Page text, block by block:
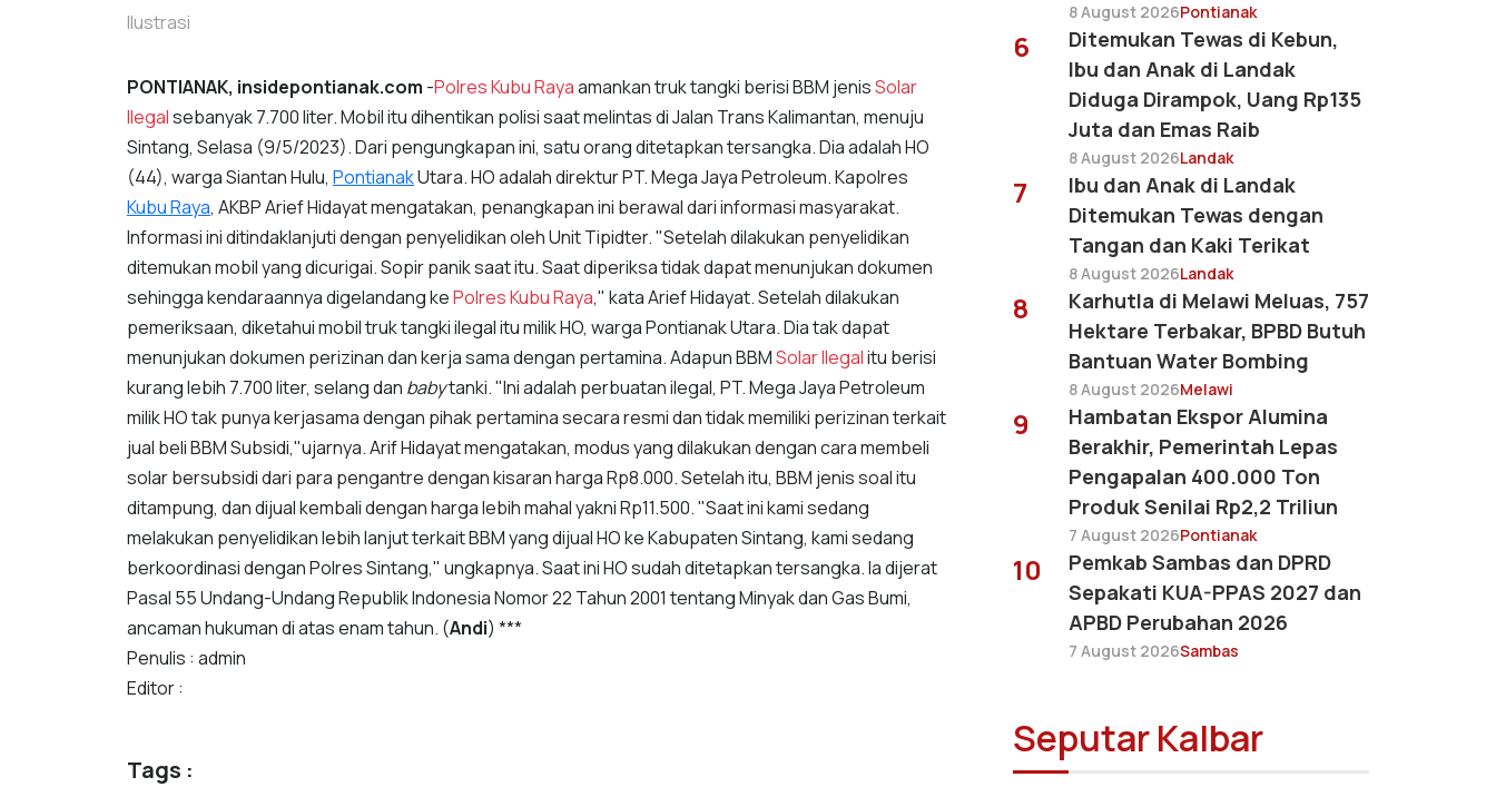
Ilustrasi
PONTIANAK, insidepontianak.com -Polres Kubu Rayaamankan truk tangki berisi BBM jenisSolar
Ilegalsebanyak 7.700 liter. Mobil itu dihentikan polisi saat melintas di Jalan Trans Kalimantan, menuju
Sintang, Selasa (9/5/2023). Dari pengungkapan ini, satu orang ditetapkan tersangka. Dia adalah HO
(44), warga Siantan Hulu, PontianakUtara. HO adalah direktur PT. Mega Jaya Petroleum. Kapolres
Kubu Raya, AKBP Arief Hidayat mengatakan, penangkapan ini berawal dari informasi masyarakat.
Informasi ini ditindaklanjuti dengan penyelidikan oleh Unit Tipidter. "Setelah dilakukan penyelidikan
ditemukan mobil yang dicurigai. Sopir panik saat itu. Saat diperiksa tidak dapat menunjukan dokumen
sehingga kendaraannya digelandang kePolres Kubu Raya," kata Arief Hidayat. Setelah dilakukan
pemeriksaan, diketahui mobil truk tangki ilegal itu milik HO, warga Pontianak Utara. Dia tak dapat
menunjukan dokumen perizinan dan kerja sama dengan pertamina. Adapun BBMSolar Ilegalitu berisi
kurang lebih 7.700 liter, selang dan babytanki. "Ini adalah perbuatan ilegal, PT. Mega Jaya Petroleum
milik HO tak punya kerjasama dengan pihak pertamina secara resmi dan tidak memiliki perizinan terkait
jual beli BBM Subsidi,"ujarnya. Arif Hidayat mengatakan, modus yang dilakukan dengan cara membeli
solar bersubsidi dari para pengantre dengan kisaran harga Rp8.000. Setelah itu, BBM jenis soal itu
ditampung, dan dijual kembali dengan harga lebih mahal yakni Rp11.500. "Saat ini kami sedang
melakukan penyelidikan lebih lanjut terkait BBM yang dijual HO ke Kabupaten Sintang, kami sedang
berkoordinasi dengan Polres Sintang," ungkapnya. Saat ini HO sudah ditetapkan tersangka. Ia dijerat
Pasal 55 Undang-Undang Republik Indonesia Nomor 22 Tahun 2001 tentang Minyak dan Gas Bumi,
ancaman hukuman di atas enam tahun. (Andi) ***
Penulis : admin
Editor :
Tags :
8 August 2026Pontianak
6
Ditemukan Tewas di Kebun,
Ibu dan Anak di Landak
Diduga Dirampok, Uang Rp135
Juta dan Emas Raib
8 August 2026Landak
7
Ibu dan Anak di Landak
Ditemukan Tewas dengan
Tangan dan Kaki Terikat
8 August 2026Landak
8
Karhutla di Melawi Meluas, 757
Hektare Terbakar, BPBD Butuh
Bantuan Water Bombing
8 August 2026Melawi
9
Hambatan Ekspor Alumina
Berakhir, Pemerintah Lepas
Pengapalan 400.000 Ton
Produk Senilai Rp2,2 Triliun
7 August 2026Pontianak
10
Pemkab Sambas dan DPRD
Sepakati KUA-PPAS 2027 dan
APBD Perubahan 2026
7 August 2026Sambas
Seputar Kalbar